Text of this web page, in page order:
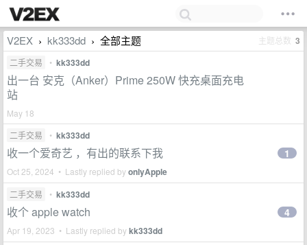
V2EX › kk333dd › 全部主题 主题总数 3
二手交易 • kk333dd
出一台 安克（Anker）Prime 250W 快充桌面充电
站
May 18
二手交易
• kk333dd
收一个爱奇艺 ，有出的联系下我
Oct 25, 2024 • Lastly replied byonlyApple
1
二手交易 • kk333dd
收个 apple watch
Apr 19, 2023 • Lastly replied bykk333dd
4